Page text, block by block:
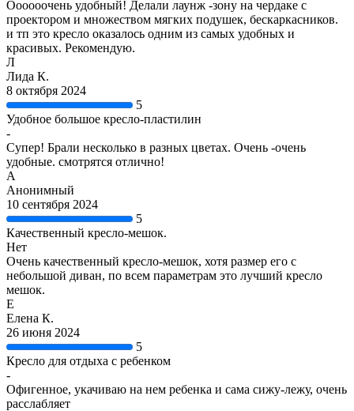
Оооооочень удобный! Делали лаунж -зону на чердаке с
проектором и множеством мягких подушек, бескаркасников.
и тп это кресло оказалось одним из самых удобных и
красивых. Рекомендую.
Л
Лида К.
8 октября 2024
5
Удобное большое кресло-пластилин
-
Cупер! Брали несколько в разных цветах. Очень -очень
удобные. смотрятся отлично!
А
Анонимный
10 сентября 2024
5
Качественный кресло-мешок.
Нет
Очень качественный кресло-мешок, хотя размер его с
небольшой диван, по всем параметрам это лучший кресло
мешок.
Е
Елена К.
26 июня 2024
5
Кресло для отдыха с ребенком
-
Офигенное, укачиваю на нем ребенка и сама сижу-лежу, очень
расслабляет